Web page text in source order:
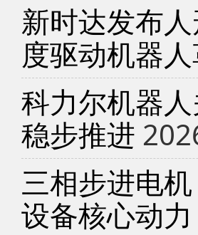
新时达发布
度驱动机器
科力尔机器
稳步推进
三相步进电
设备核心动力